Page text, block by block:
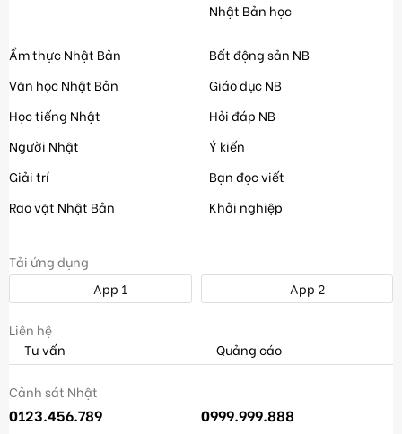
Nhật Bản học
Ẩm thực Nhật Bản
Văn học Nhật Bản
Học tiếng Nhật
Người Nhật
Giải trí
Rao vặt Nhật Bản
Bất động sản NB
Giáo dục NB
Hỏi đáp NB
Ý kiến
Bạn đọc viết
Khởi nghiệp
Tải ứng dụng
App 1
App 2
Liên hệ
Tư vấn
Quảng cáo
Cảnh sát Nhật
0123.456.789 0999.999.888